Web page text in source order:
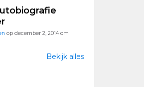
op december 2, 2014 om
Bekijk alles